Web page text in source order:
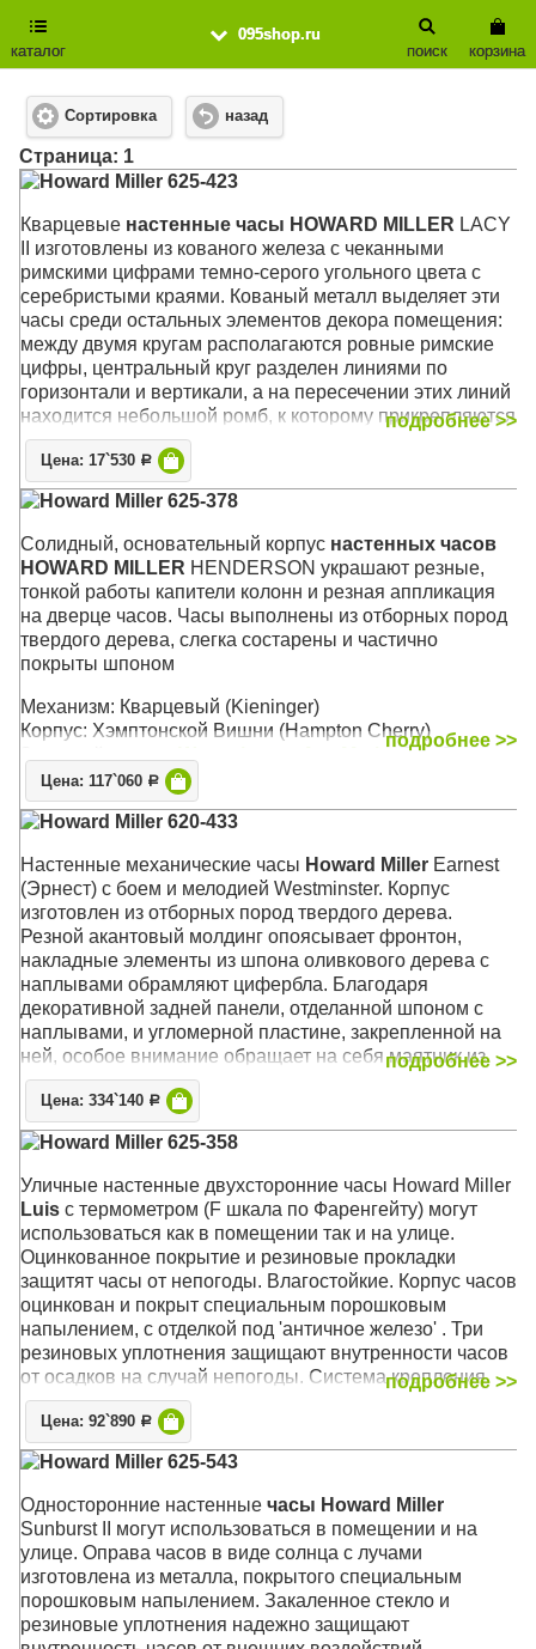
095shop.ru
каталог
корзина
поиск
Сортировка назад
Cтраница: 1
Howard Miller 625-423
Кварцевые настенные часы HOWARD MILLER LACY
II изготовлены из кованого железа c чеканными
римскими цифрами темно-серого угольного цвета с
серебристыми краями. Кованый металл выделяет эти
часы среди остальных элементов декора помещения:
между двумя кругам располагаются ровные римские
цифры, центральный круг разделен линиями по
горизонтали и вертикали, а на пересечении этих линий
находится небольшой ромб, к которому прикрепляются
часовые стрелки. На концах стрелок располагаются
формы полых алмазов.
Механизм: Кварцевый
Корпус: Кованое железо
Размер: 36 x 36 х 4 см
подробнее >>
Цена: 17`530 Р
Howard Miller 625-378
Cолидный, основательный корпус настенных часов
HOWARD MILLER HENDERSON украшают резные,
тонкой работы капители колонн и резная аппликация
на дверце часов. Часы выполнены из отборных пород
твердого дерева, слегка состарены и частично
покрыты шпоном
Механизм: Кварцевый (Kieninger)
Корпус: Хэмптонской Вишни (Hampton Cherry)
, Бим-Бом
Размер: 64 x 35 х 13 см
подробнее >>
Цена: 117`060 Р
Howard Miller 620-433
Настенные механические часы Howard Miller Earnest
(Эрнест) с боем и мелодией Westminster. Корпус
изготовлен из отборных пород твердого дерева.
Резной акантовый молдинг опоясывает фронтон,
накладные элементы из шпона оливкового дерева с
наплывами обрамляют цифербла. Благодаря
декоративной задней панели, отделанной шпоном с
наплывами, и угломерной пластине, закрепленной на
ней, особое внимание обращает на себя маятник из
полированной латуни
Механизм: Механический
Корпус: Хэмптонской Вишни (Hampton Cherry),
Звуковой сигнал:Westminster+ Бим-бом
Размер: 91 х 37 х 17 см
подробнее >>
Цена: 334`140 Р
Howard Miller 625-358
Уличные настенные двухсторонние часы Howard Miller
Luis с термометром (F шкала по Фаренгейту) могут
использоваться как в помещении так и на улице.
Оцинкованное покрытие и резиновые прокладки
защитят часы от непогоды. Влагостойкие. Корпус часов
оцинкован и покрыт специальным порошковым
напылением, с отделкой под 'античное железо' . Три
резиновых уплотнения защищают внутренности часов
от осадков на случай непогоды. Система крепления
Вертлюги к декоративному настенному кронштейну
позволяют установить оптимальную видимость часов с
любого угла зрения.
Корпус: Чёрный стальной с оцинкованным креплением
Размер: 55 х 50 х 16 см; циферблат 38 см.
подробнее >>
Цена: 92`890 Р
Howard Miller 625-543
Односторонние настенные часы Howard Miller
Sunburst II могут использоваться в помещении и на
улице. Оправа часов в виде солнца с лучами
изготовлена из металла, покрытого специальным
порошковым напылением. Закаленное стекло и
резиновые уплотнения надежно защищают